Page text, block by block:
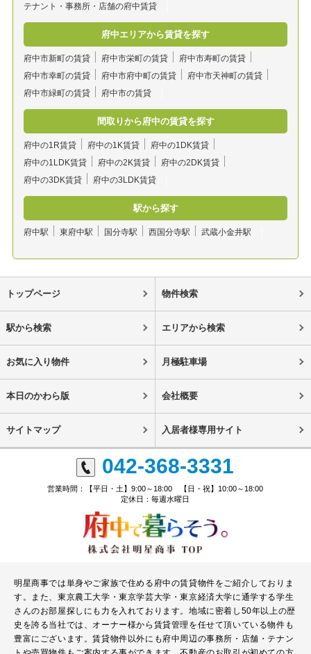
テナント・事務所・店舗の府中賃貸
府中エリアから賃貸を探す
府中市新町の賃貸 府中市栄町の賃貸
府中市寿町の賃貸
府中市幸町の賃貸
府中市府中町の賃貸
府中市天神町の賃貸
府中市緑町の賃貸
府中市の賃貸
間取りから府中の賃貸を探す
府中の1R賃貸 府中の1K賃貸
府中の1DK賃貸
府中の1LDK賃貸
府中の2K賃貸
府中の2DK賃貸
府中の3DK賃貸
府中の3LDK賃貸
駅から探す
府中駅 東府中駅 国分寺駅 西国分寺駅 武蔵小金井駅
トップページ 物件検索
駅から検索 エリアから検索
お気に入り物件 月極駐車場
本日のかわら版 会社概要
サイトマップ 入居者様専用サイト
042-368-3331
営業時間：【平日・土】9:00～18:00 【日・祝】10:00～18:00
定休日：毎週水曜日
明星商事では単身やご家族で住める府中の賃貸物件をご紹介しておりま
す。また、東京農工大学・東京学芸大学・東京経済大学に通学する学生
さんのお部屋探しにも力を入れております。地域に密着し50年以上の歴
史を誇る当社では、オーナー様から賃貸管理を任せて頂いている物件も
豊富にございます。賃貸物件以外にも府中周辺の事務所・店舗・テナン